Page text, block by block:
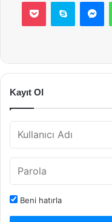
Kayıt Ol
Beni hatırla